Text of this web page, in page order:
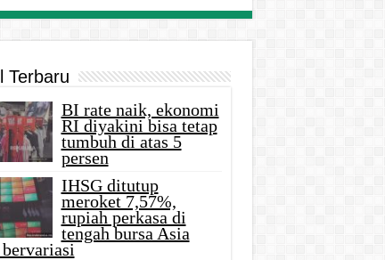
Terbaru
BI rate naik, ekonomi
RI diyakini bisa tetap
tumbuh di atas 5
persen
IHSG ditutup
meroket 7,57%,
rupiah perkasa di
tengah bursa Asia